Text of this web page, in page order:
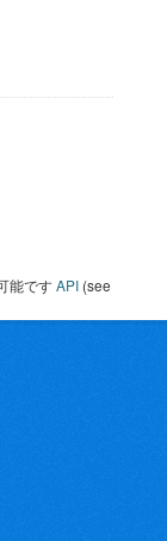
能ですAPI (see